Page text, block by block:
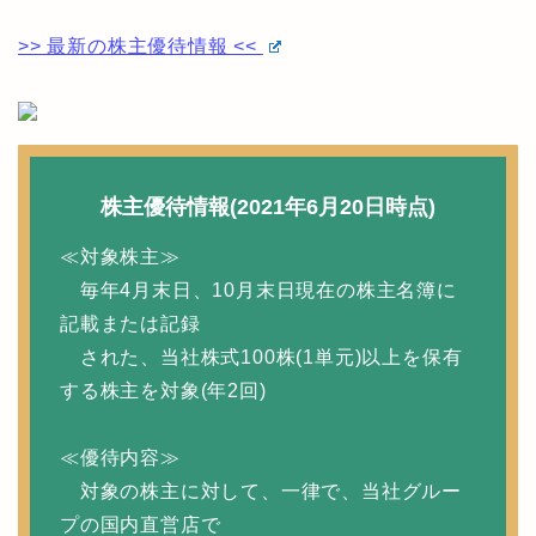
>> 最新の株主優待情報 <<
株主優待情報(2021年6月20日時点)
≪対象株主≫
毎年4月末日、10月末日現在の株主名簿に
記載または記録
された、当社株式100株(1単元)以上を保有
する株主を対象(年2回)
≪優待内容≫
対象の株主に対して、一律で、当社グルー
プの国内直営店で